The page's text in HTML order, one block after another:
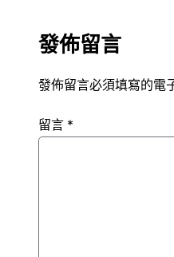
發佈留言
發佈留言必須填寫的電
留言 *